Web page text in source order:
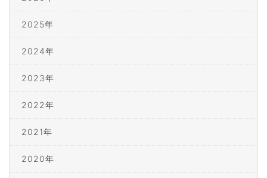
2025年
2024年
2023年
2022年
2021年
2020年